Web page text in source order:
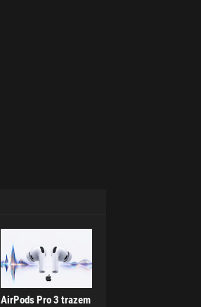
AirPods Pro 3 trazem